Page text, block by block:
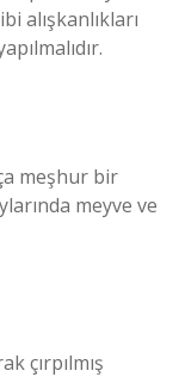
alışkanlıkları
meşhur bir
meyve ve
çırpılmış